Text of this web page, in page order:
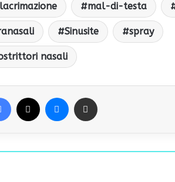
lacrimazione mal-di-testa
Sinusite spray
nasali